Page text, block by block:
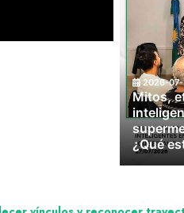
Mitos,
¿Qué
2026-07-